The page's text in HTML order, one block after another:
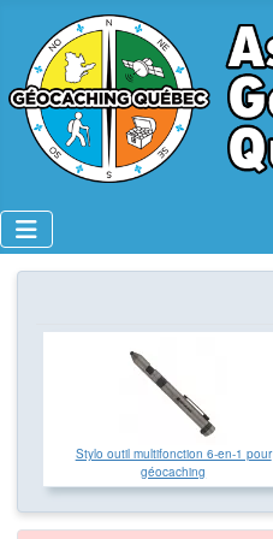
Stylo outil multifonction 6-en-1 pour
géocaching